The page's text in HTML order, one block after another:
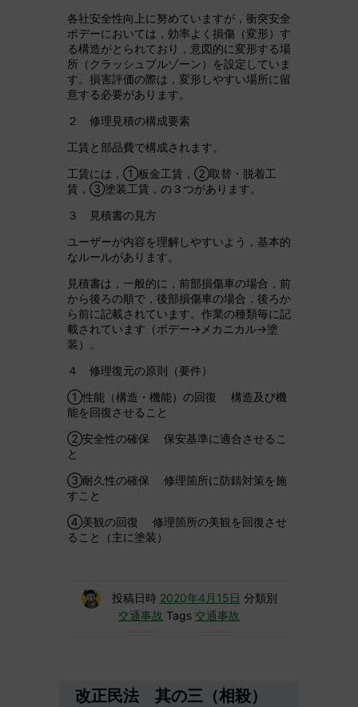
各社安全性向上に努めていますが，衝突安全
ボデーにおいては，効率よく損傷（変形）す
る構造がとられており，意図的に変形する場
所（クラッシュブルゾーン）を設定していま
す。損害評価の際は，変形しやすい場所に留
意する必要があります。
２ 修理見積の構成要素
工賃と部品費で構成されます。
工賃には，①板金工賃，②取替・脱着工
賃，③塗装工賃，の３つがあります。
３ 見積書の見方
ユーザーが内容を理解しやすいよう，基本的
なルールがあります。
見積書は，一般的に，前部損傷車の場合，前
から後ろの順で，後部損傷車の場合，後ろか
ら前に記載されています。作業の種類毎に記
載されています（ボデー→メカニカル→塗
装）。
４ 修理復元の原則（要件）
①性能（構造・機能）の回復 構造及び機
能を回復させること
②安全性の確保 保安基準に適合させるこ
と
③耐久性の確保 修理箇所に防錆対策を施
すこと
④美観の回復 修理箇所の美観を回復させ
ること（主に塗装）
投稿日時 2020年4月15日 分類別
交通事故 Tags 交通事故
改正民法 其の三（相殺）